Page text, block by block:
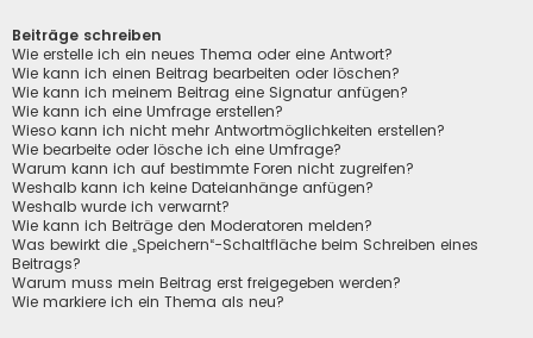
Beiträge schreiben
Wie erstelle ich ein neues Thema oder eine Antwort?
Wie kann ich einen Beitrag bearbeiten oder löschen?
Wie kann ich meinem Beitrag eine Signatur anfügen?
Wie kann ich eine Umfrage erstellen?
Wieso kann ich nicht mehr Antwortmöglichkeiten erstellen?
Wie bearbeite oder lösche ich eine Umfrage?
Warum kann ich auf bestimmte Foren nicht zugreifen?
Weshalb kann ich keine Dateianhänge anfügen?
Weshalb wurde ich verwarnt?
Wie kann ich Beiträge den Moderatoren melden?
Was bewirkt die „Speichern“-Schaltfläche beim Schreiben eines
Beitrags?
Warum muss mein Beitrag erst freigegeben werden?
Wie markiere ich ein Thema als neu?